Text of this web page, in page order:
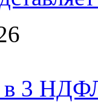
3